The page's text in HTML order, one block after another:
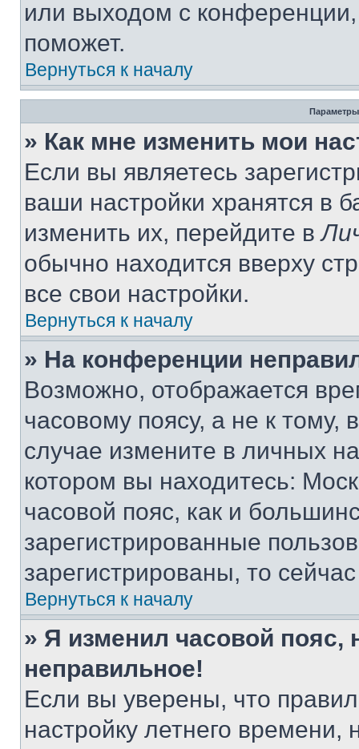
или выходом с
поможет.
Вернуться к началу
Параметры
» Как мне изменить мои
Если вы являетесь
ваши настройки хранятся в
изменить их, перейдите в
обычно находится вверху
все свои настройки.
Вернуться к началу
» На конференции
Возможно, отображается
часовому поясу, а не к тому,
случае измените в личных
котором вы находитесь:
часовой пояс, как и
зарегистрированные
зарегистрированы, то
Вернуться к началу
» Я изменил часовой пояс,
неправильное!
Если вы уверены, что
настройку летнего